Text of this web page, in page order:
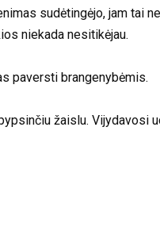
sudėtingėjo, jam tai
niekada nesitikėjau.
paversti brangenybėmis.
žaislu. Vijydavosi